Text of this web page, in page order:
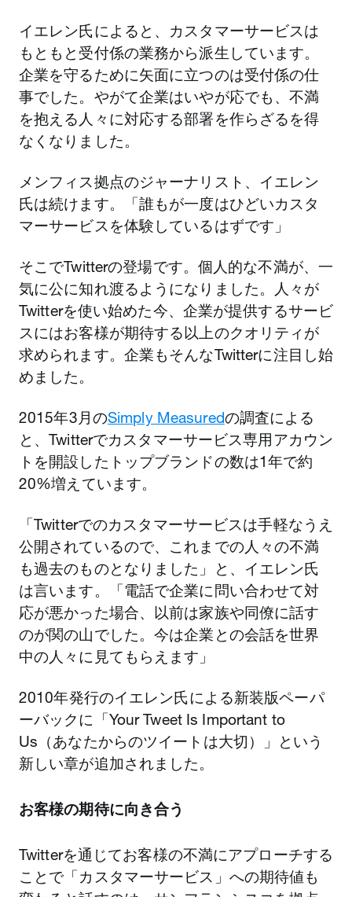
イエレン氏によると、カスタマーサービスは
もともと受付係の業務から派生しています。
企業を守るために矢面に立つのは受付係の仕
事でした。やがて企業はいやが応でも、不満
を抱える人々に対応する部署を作らざるを得
なくなりました。
メンフィス拠点のジャーナリスト、イエレン
氏は続けます。「誰もが一度はひどいカスタ
マーサービスを体験しているはずです」
そこでTwitterの登場です。個人的な不満が、一
気に公に知れ渡るようになりました。人々が
Twitterを使い始めた今、企業が提供するサービ
スにはお客様が期待する以上のクオリティが
求められます。企業もそんなTwitterに注目し始
めました。
2015年3月のSimply Measuredの調査による
と、Twitterでカスタマーサービス専用アカウン
トを開設したトップブランドの数は1年で約
20%増えています。
「Twitterでのカスタマーサービスは手軽なうえ
公開されているので、これまでの人々の不満
も過去のものとなりました」と、イエレン氏
は言います。「電話で企業に問い合わせて対
応が悪かった場合、以前は家族や同僚に話す
のが関の山でした。今は企業との会話を世界
中の人々に見てもらえます」
2010年発行のイエレン氏による新装版ペーパ
ーバックに「Your Tweet Is Important to
Us（あなたからのツイートは大切）」という
新しい章が追加されました。
お客様の期待に向き合う
Twitterを通じてお客様の不満にアプローチする
ことで「カスタマーサービス」への期待値も